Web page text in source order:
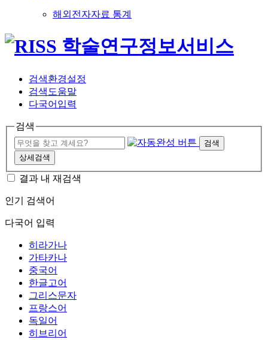
해외전자자료 통계
검색환경설정
검색도움말
다국어입력
검색
검색
상세검색
결과 내 재검색
인기 검색어
다국어 입력
히라가나
가타카나
중국어
한글고어
그리스문자
프랑스어
독일어
히브리어